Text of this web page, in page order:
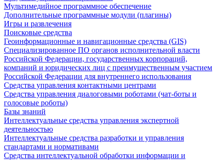
Мультимедийное программное обеспечение
Дополнительные программные модули (плагины)
Игры и развлечения
Поисковые средства
Геоинформационные и навигационные средства (GIS)
Специализированное ПО органов исполнительной власти
Российской Федерации, государственных корпораций,
компаний и юридических лиц с преимущественным участием
Российской Федерации для внутреннего использования
Средства управления контактными центрами
Средства управления диалоговыми роботами (чат-боты и
голосовые роботы)
Базы знаний
Интеллектуальные средства управления экспертной
деятельностью
Интеллектуальные средства разработки и управления
стандартами и нормативами
Средства интеллектуальной обработки информации и